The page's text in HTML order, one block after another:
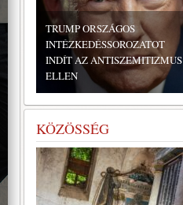
TRUMP ORSZÁGOS
INTÉZKEDÉSSOROZATOT
INDÍT AZ ANTISZEMITIZMUS
ELLEN
KÖZÖSSÉG